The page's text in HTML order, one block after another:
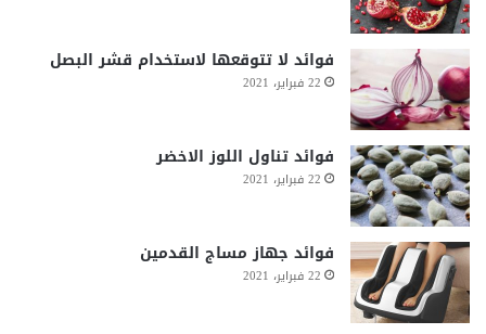
فوائد لا تتوقعها لاستخدام قشر البصل
22 فبراير، 2021
فوائد تناول اللوز الاخضر
22 فبراير، 2021
فوائد جهاز مساج القدمين
22 فبراير، 2021